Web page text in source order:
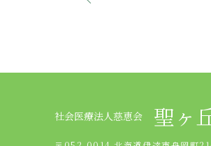
社会医療法人慈恵会 聖ヶ